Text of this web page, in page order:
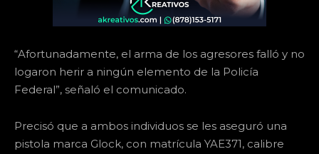
“Afortunadamente, el arma de los agresores falló y no
logaron herir a ningún elemento de la Policía
Federal”, señaló el comunicado.
Precisó que a ambos individuos se les aseguró una
pistola marca Glock, con matrícula YAE371, calibre